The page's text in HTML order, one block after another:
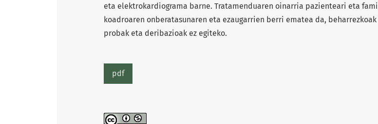
eta elektrokardiograma barne. Tratamenduaren oinarria pazienteari eta
koadroaren onberatasunaren eta ezaugarrien berri ematea da,
probak eta deribazioak ez egiteko.
pdf